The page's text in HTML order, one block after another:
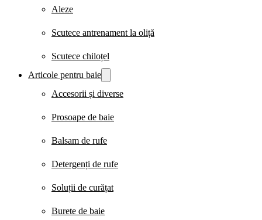
Aleze
Scutece antrenament la oliță
Scutece chiloțel
Articole pentru baie
Accesorii și diverse
Prosoape de baie
Balsam de rufe
Detergenți de rufe
Soluții de curățat
Burete de baie